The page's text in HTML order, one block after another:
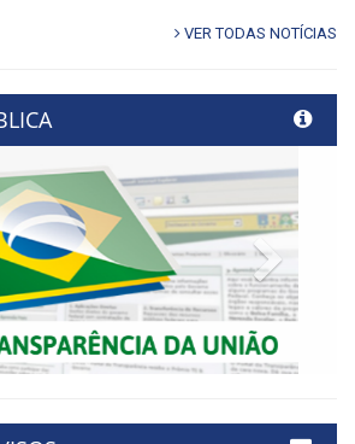
VER TODAS NOTÍCIAS